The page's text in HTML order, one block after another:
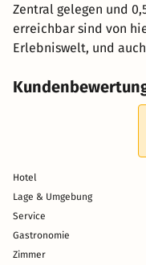
Zentral gelegen und
erreichbar sind von
Erlebniswelt, und
Hotel
Lage & Umgebung
Service
Gastronomie
Zimmer